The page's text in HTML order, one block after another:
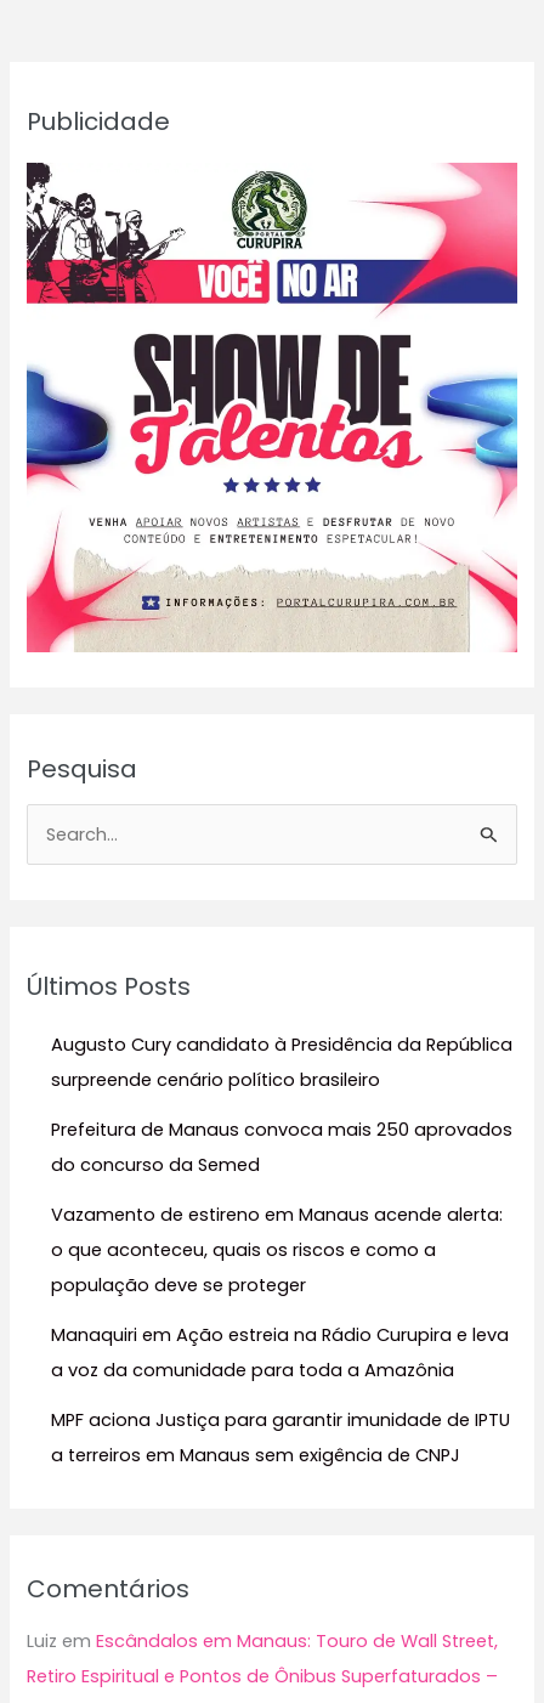
Publicidade
Pesquisa
iÚltimos Posts
Augusto Cury candidato à Presidência da República
surpreende cenário político brasileiro
Prefeitura de Manaus convoca mais 250 aprovados
do concurso da Semed
Vazamento de estireno em Manaus acende alerta:
o que aconteceu, quais os riscos e como a
população deve se proteger
Manaquiri em Ação estreia na Rádio Curupira e leva
a voz da comunidade para toda a Amazônia
MPF aciona Justiça para garantir imunidade de IPTU
a terreiros em Manaus sem exigência de CNPJ
Comentários
Luiz emEscândalos em Manaus: Touro de Wall Street,
Retiro Espiritual e Pontos de Ônibus Superfaturados –